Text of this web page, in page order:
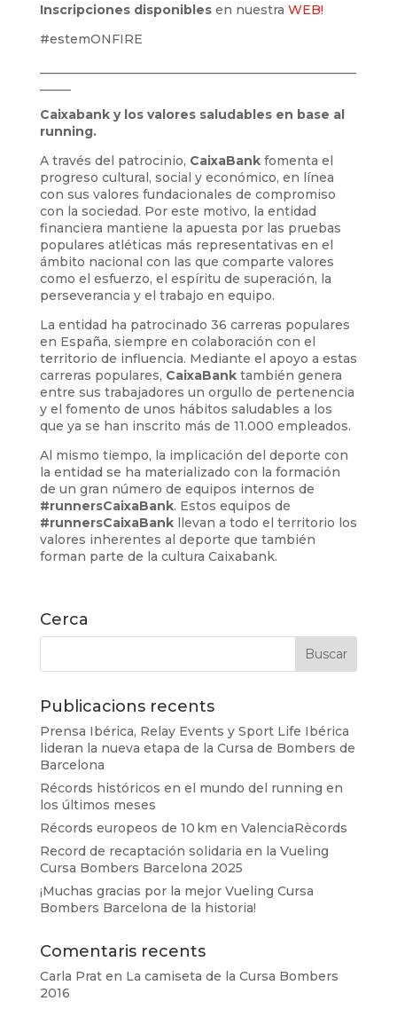
Inscripciones disponibles en nuestra WEB!
#estemONFIRE
Caixabank y los valores saludables en base al
running.
A través del patrocinio, CaixaBankfomenta el
progreso cultural, social y económico, en línea
con sus valores fundacionales de compromiso
con la sociedad. Por este motivo, la entidad
financiera mantiene la apuesta por las pruebas
populares atléticas más representativas en el
ámbito nacional con las que comparte valores
como el esfuerzo, el espíritu de superación, la
perseverancia y el trabajo en equipo.
La entidad ha patrocinado 36 carreras populares
en España, siempre en colaboración con el
territorio de influencia. Mediante el apoyo a estas
carreras populares, CaixaBanktambién genera
entre sus trabajadores un orgullo de pertenencia
y el fomento de unos hábitos saludables a los
que ya se han inscrito más de 11.000 empleados.
Al mismo tiempo, la implicación del deporte con
la entidad se ha materializado con la formación
de un gran número de equipos internos de
#runnersCaixaBank. Estos equipos de
#runnersCaixaBankllevan a todo el territorio los
valores inherentes al deporte que también
forman parte de la cultura Caixabank.
Cerca
Publicacions recents
Prensa Ibérica, Relay Events y Sport Life Ibérica
lideran la nueva etapa de la Cursa de Bombers de
Barcelona
Récords históricos en el mundo del running en
los últimos meses
Récords europeos de 10 km en ValenciaRècords
Record de recaptación solidaria en la Vueling
Cursa Bombers Barcelona 2025
¡Muchas gracias por la mejor Vueling Cursa
Bombers Barcelona de la historia!
Comentaris recents
Carla Praten La camiseta de la Cursa Bombers
2016